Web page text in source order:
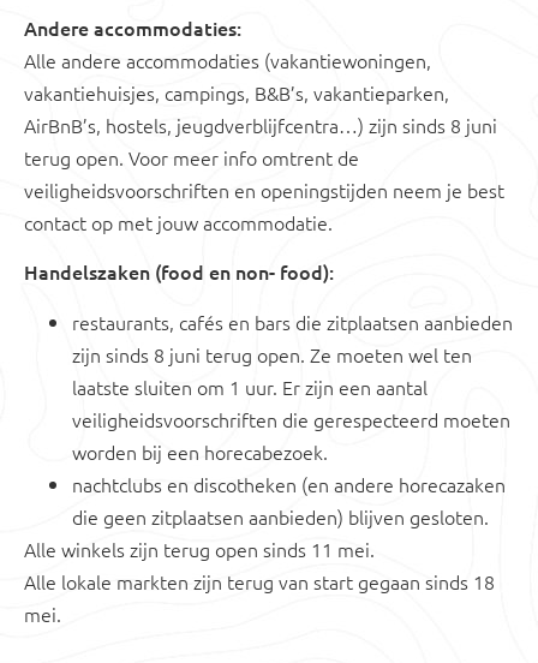
Andere accommodaties:
Alle andere accommodaties (vakantiewoningen,
vakantiehuisjes, campings, B&B’s, vakantieparken,
AirBnB’s, hostels, jeugdverblijfcentra…) zijn sinds 8 juni
terug open. Voor meer info omtrent de
veiligheidsvoorschriften en openingstijden neem je best
contact op met jouw accommodatie.
Handelszaken (food en non- food):
restaurants, cafés en bars die zitplaatsen aanbieden
zijn sinds 8 juni terug open. Ze moeten wel ten
laatste sluiten om 1 uur. Er zijn een aantal
veiligheidsvoorschriften die gerespecteerd moeten
worden bij een horecabezoek.
nachtclubs en discotheken (en andere horecazaken
die geen zitplaatsen aanbieden) blijven gesloten.
Alle winkels zijn terug open sinds 11 mei.
Alle lokale markten zijn terug van start gegaan sinds 18
mei.